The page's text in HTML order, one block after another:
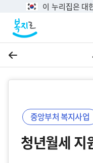
이 누리집은 대
이전
중앙부처 복지사업
청년월세 지